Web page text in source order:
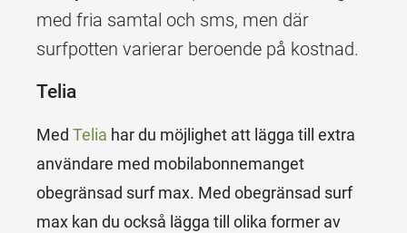
med fria samtal och sms, men där
surfpotten varierar beroende på kostnad.
Telia
Med Telia har du möjlighet att lägga till extra
användare med mobilabonnemanget
obegränsad surf max. Med obegränsad surf
max kan du också lägga till olika former av